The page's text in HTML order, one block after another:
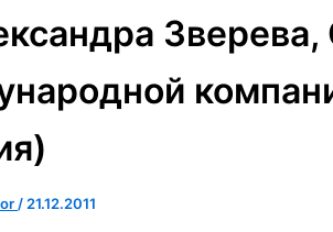
Зверева,
/ 21.12.2011